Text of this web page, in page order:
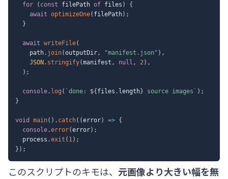
for ( const filePath of files )
{
await optimizeOne( filePath) ;
}
await writeFile(
    path
. join(outputDir, "manifest.json" ) ,
JSON . stringify(manifest , null , 2) ,
) ;
console. log ( ` done: ${ files . length} source images ` ) ;
}
void main( ) . catch( (error) => {
console.error(error) ;
  process
.exit ( 1) ;
} ) ;
このスクリプトのキモは、 元画像より大きい幅を無